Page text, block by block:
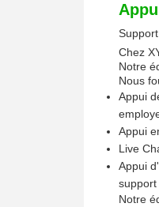
Chez
Notre
Nous
Appui
Appui
Live
Appui
support
Notre